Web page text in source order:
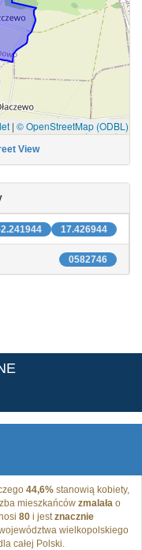
| © OpenStreetMap (ODBL)
View
17.426944
0582746
44,6% stanowią kobiety,
mieszkańców zmalała o
80 i jestznacznie
wielkopolskiego
całej Polski.